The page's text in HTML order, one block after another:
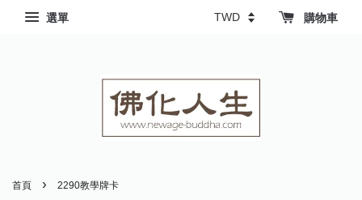
選單 購物車
首頁 › 2290教學牌卡